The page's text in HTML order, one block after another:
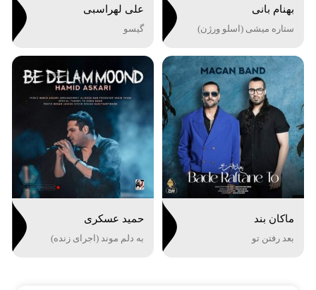
بهنام بانی
ستاره میشی (اسلو ورژن)
علی لهراسبی
گیسو
ماکان بند
بعد رفتن تو
حمید عسکری
به دلم موند (اجرای زنده)